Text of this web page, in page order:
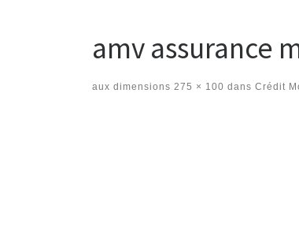
amv assurance
aux dimensions 275 × 100 dans Crédit